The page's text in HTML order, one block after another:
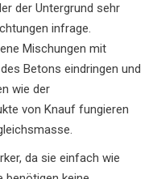
der Untergrund sehr
infrage.
Mischungen mit
Betons eindringen und
wie der
von Knauf fungieren
da sie einfach wie